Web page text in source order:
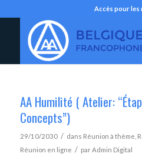
Accès pour les
AA Humilité ( Atelier:
Concepts”)
29/10/2030 / dans Réunion à thème
Réunion en ligne / parAdmin Digital